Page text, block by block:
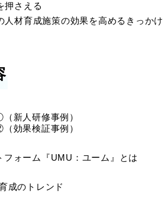
押さえる
人材育成施策の効果を高めるきっか
①（新人研修事例）
効果検証事例）
フォーム『UMU：ユーム』とは
成のトレンド